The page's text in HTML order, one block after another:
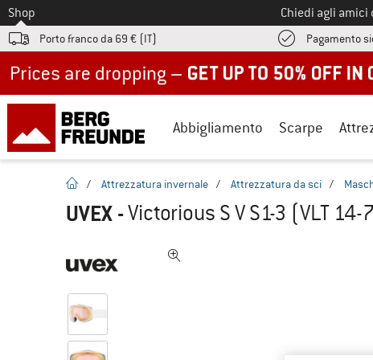
Allo
Shop Chiedi agli amici
Porto franco da 69 € (IT) Pagamento
Abbigliamento Scarpe
pagina iniziale
/ Attrezzatura invernale / Attrezzatura da sci /
UVEX -Victorious S V S1-3 (VLT